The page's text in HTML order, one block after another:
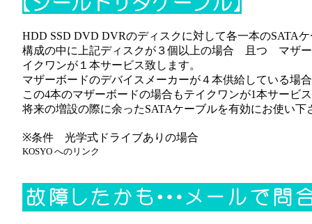
HDD SSD DVD DVRのディスクに対して各一本のSATA
構成の中に上記ディスクが３個以上の場合 且つ マザー
イクワンが１本サービス致します。
マザーボードのデバイスメーカーが４本供給している場
この4本のマザーボードの場合もテイクワンが1本サービ
将来の増設の際に余ったSATAケーブルを有効にお使い下
※条件 光学式ドライブありの場合
KOSYO へのリンク